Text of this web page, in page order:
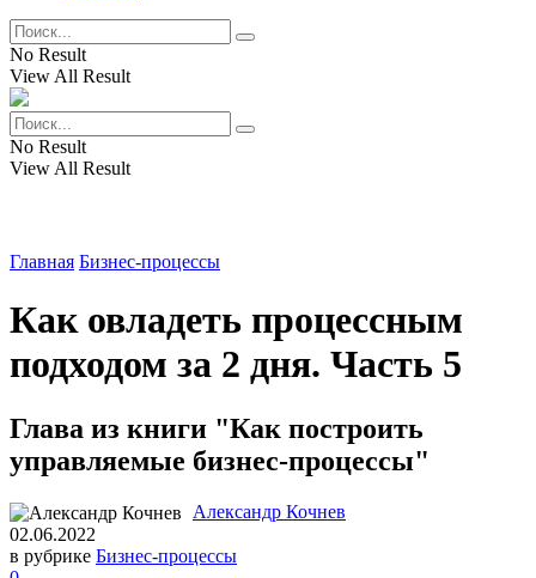
No Result
View All Result
No Result
View All Result
Главная Бизнес-процессы
Как овладеть процессным
подходом за 2 дня. Часть 5
Глава из книги "Как построить
управляемые бизнес-процессы"
Александр Кочнев
02.06.2022
в рубрике Бизнес-процессы